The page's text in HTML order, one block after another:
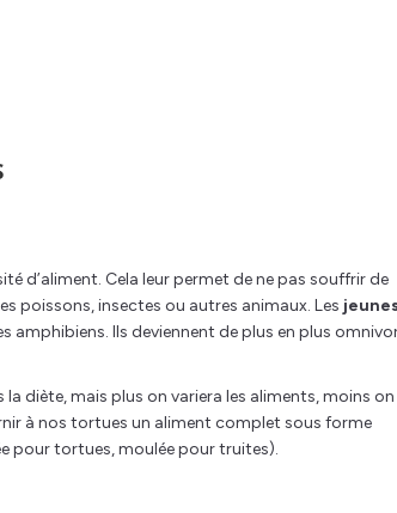
d’aliment. Cela leur permet de ne pas souffrir de
poissons, insectes ou autres animaux. Les
amphibiens. Ils deviennent de plus en plus
diète, mais plus on variera les aliments, moins on
à nos tortues un aliment complet sous forme
pour tortues, moulée pour truites).